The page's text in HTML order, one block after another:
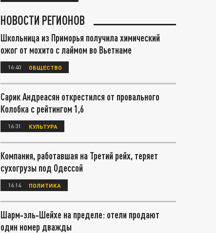
НОВОСТИ РЕГИОНОВ
Школьница из Приморья получила химический
ожог от мохито с лаймом во Вьетнаме
16:40 ОБЩЕСТВО
Сарик Андреасян открестился от провального
Колобка с рейтингом 1,6
16:31 КУЛЬТУРА
Компания, работавшая на Третий рейх, теряет
сухогрузы под Одессой
16:14 ПОЛИТИКА
Шарм‑эль‑Шейхе на пределе: отели продают
один номер дважды